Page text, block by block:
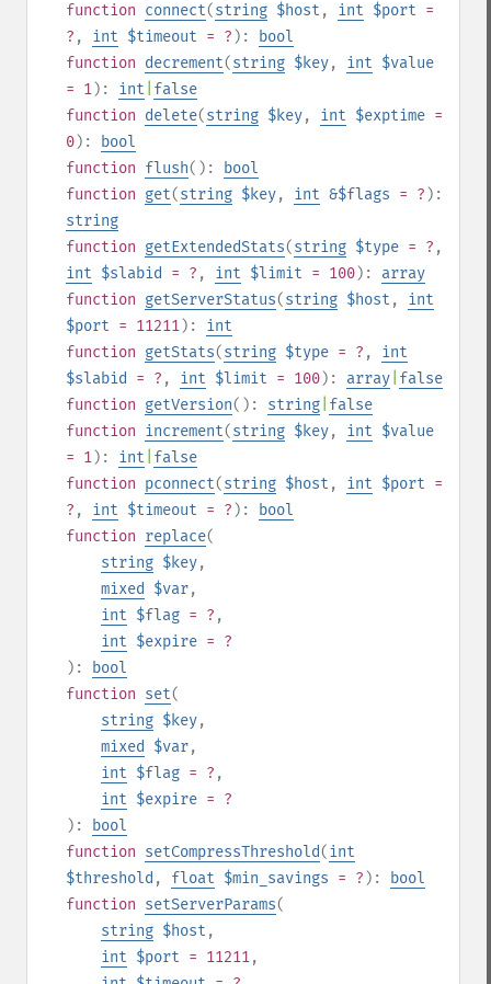
function connect(string $host , int $port =
? , int $timeout = ? ):
bool
function decrement(string $key, int $value
= 1): int false
function delete(string $key, int $exptime =
0):
bool
function flush():
bool
function get(string $key, int &$flags = ? ):
string
function getExtendedStats(string $type = ? ,
int $slabid = ? , int $limit = 100): array
function getServerStatus(string $host , int
$port = 11211): int
function getStats(string $type = ? , int
$slabid
= ? , int $limit = 100): array false
function getVersion(): string false
function increment(string $key, int $value
= 1): int false
function pconnect(string $host , int $port =
? , int $timeout = ? ):
bool
function replace(
string $key,
mixed
$var,
int $flag = ? ,
int $expire = ?
):
bool
function set(
string $key,
mixed
$var,
int $flag = ? ,
int $expire = ?
):
bool
function setCompressThreshold(int
$threshold , float $min_savings = ? ):
bool
function setServerParams(
string $host ,
int $port = 11211,